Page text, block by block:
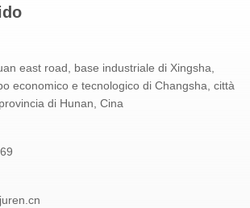
east road, base industriale di Xingsha,
economico e tecnologico di Changsha, città
di Hunan, Cina